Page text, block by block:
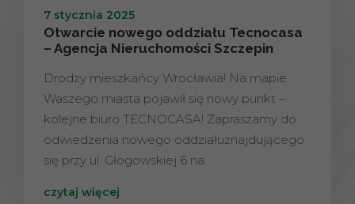
7 stycznia 2025
Otwarcie nowego oddziału Tecnocasa
– Agencja Nieruchomości Szczepin
Drodzy mieszkańcy Wrocławia! Na mapie
Waszego miasta pojawił się nowy punkt –
kolejne biuro TECNOCASA! Zapraszamy do
odwiedzenia nowego oddziałuznajdującego
się przy ul. Głogowskiej 6 na…
czytaj więcej